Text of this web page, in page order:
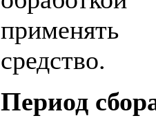
применять
средство.
Период